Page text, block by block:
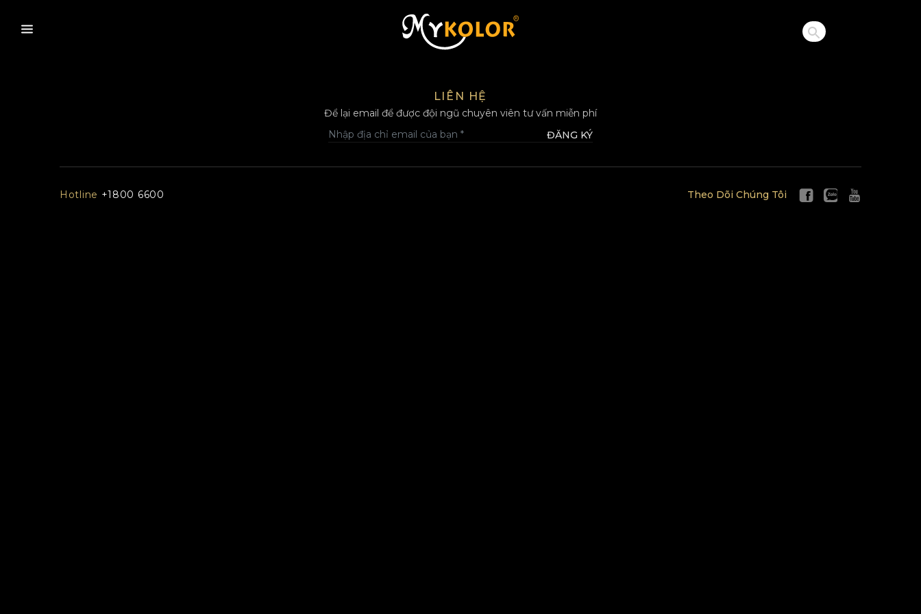
MYKOLOR
LIÊN HỆ
Để lại email để được đội ngũ chuyên viên tư vấn miễn phí
ĐĂNG KÝ
Hotline +1800 6600 Theo Dõi Chúng Tôi